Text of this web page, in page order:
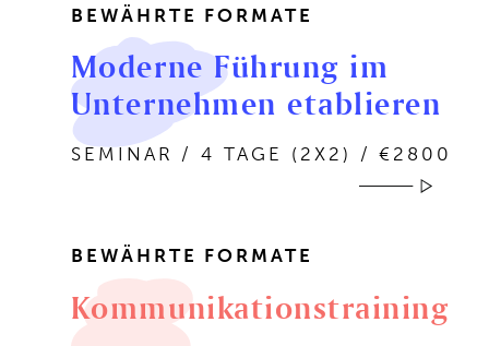
BEWÄHRTE FORMATE
Moderne Führung im
Unternehmen etablieren
SEMINAR / 4 TAGE (2X2) / €2800
BEWÄHRTE FORMATE
Kommunikationstraining